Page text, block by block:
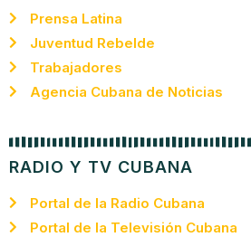
Prensa Latina
Juventud Rebelde
Trabajadores
Agencia Cubana de Noticias
RADIO Y TV CUBANA
Portal de la Radio Cubana
Portal de la Televisión Cubana